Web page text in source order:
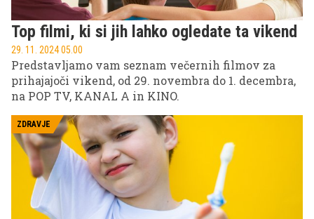
Top filmi, ki si jih lahko ogledate ta vikend
29. 11. 2024 05.00
Predstavljamo vam seznam večernih filmov za
prihajajoči vikend, od 29. novembra do 1. decembra,
na POP TV, KANAL A in KINO.
ZDRAVJE